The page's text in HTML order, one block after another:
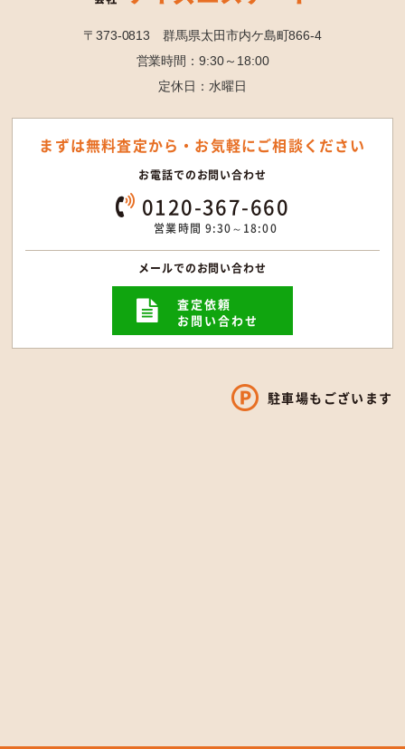
〒373-0813 群馬県太田市内ケ島町866-4
営業時間：9:30～18:00
定休日：水曜日
まずは無料査定から・ お気軽にご相談ください
お電話でのお問い合わせ
0120-367-660
営業時間 9:30～18:00
メールでのお問い合わせ
査定依頼
お問い合わせ
駐車場もございます